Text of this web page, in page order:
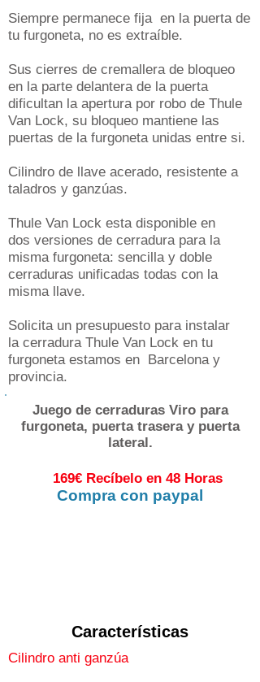
Siempre permanece fija en la puerta de
tu furgoneta, no es extraíble.
Sus cierres de cremallera de bloqueo
en la parte delantera de la puerta
dificultan la apertura por robo de Thule
Van Lock, su bloqueo mantiene las
puertas de la furgoneta unidas entre si.
Cilindro de llave acerado, resistente a
taladros y ganzúas.
Thule Van Lock esta disponible en
dos versiones de cerradura para la
misma furgoneta: sencilla y doble
cerraduras unificadas todas con la
misma llave.
Solicita un presupuesto para instalar
la cerradura Thule Van Lock en tu
furgoneta estamos en Barcelona y
provincia.
Juego de cerraduras Viro para
furgoneta, puerta trasera y puerta
lateral.
169€ Recíbelo en 48 Horas
Compra con paypal
Características
Cilindro anti ganzúa